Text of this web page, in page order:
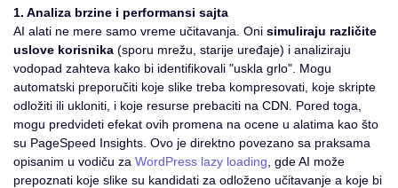
1. Analiza brzine i performansi sajta
AI alati ne mere samo vreme učitavanja. Oni simuliraju različite
uslove korisnika (sporu mrežu, starije uređaje) i analiziraju
vodopad zahteva kako bi identifikovali "uskla grlo". Mogu
automatski preporučiti koje slike treba kompresovati, koje skripte
odložiti ili ukloniti, i koje resurse prebaciti na CDN. Pored toga,
mogu predvideti efekat ovih promena na ocene u alatima kao što
su PageSpeed Insights. Ovo je direktno povezano sa praksama
opisanim u vodiču za WordPress lazy loading , gde AI može
prepoznati koje slike su kandidati za odloženo učitavanje a koje bi